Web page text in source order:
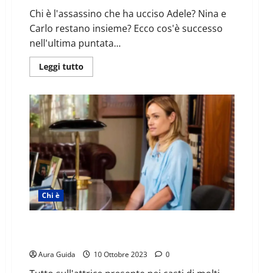
Chi è l'assassino che ha ucciso Adele? Nina e
Carlo restano insieme? Ecco cos'è successo
nell'ultima puntata...
Leggi tutto
Chi è
Aura Guida 10 Ottobre 2023 0